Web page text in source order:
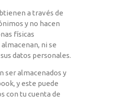
a través de
y no hacen
físicas
ni se
datos personales.
ser almacenados y
y este puede
con tu cuenta de